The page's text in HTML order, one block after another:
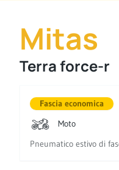
Mitas
Terra force-r
Fascia economica
Moto
Pneumatico estivo di